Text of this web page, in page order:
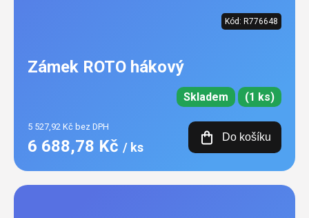
Kód: R776648
Zámek ROTO hákový
Skladem (1 ks)
5 527,92 Kč bez DPH
6 688,78 Kč / ks
Do košíku